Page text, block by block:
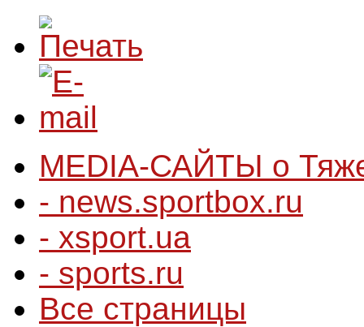
MEDIA-САЙТЫ о
- news.sportbox.ru
- xsport.ua
- sports.ru
Все страницы